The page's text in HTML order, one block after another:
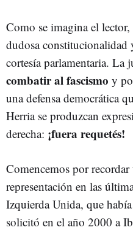
Como se imagina el lector,
dudosa constitucionalidad
cortesía parlamentaria. La
combatir al fascismo y
una defensa democrática
Herria se produzcan
derecha: ¡fuera requetés!
Comencemos por
representación en las
Izquierda Unida, que
solicitó en el año 2000 a